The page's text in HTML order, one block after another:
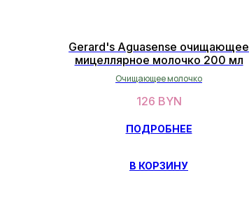
Gerard's Aguasense очищающее
мицеллярное молочко 200 мл
Очищающее молочко
126 BYN
ПОДРОБНЕЕ
В КОРЗИНУ